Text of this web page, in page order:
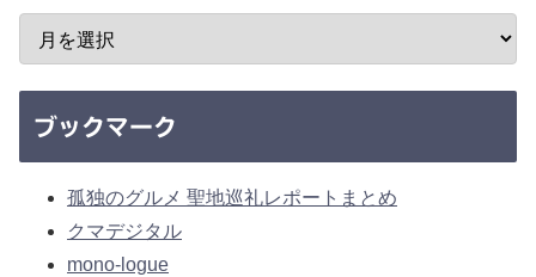
ブックマーク
孤独のグルメ 聖地巡礼レポートまとめ
クマデジタル
mono-logue